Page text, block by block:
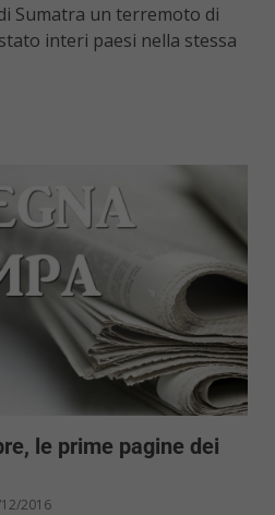
Sumatra un terremoto di
interi paesi nella stessa
le prime pagine dei
2016